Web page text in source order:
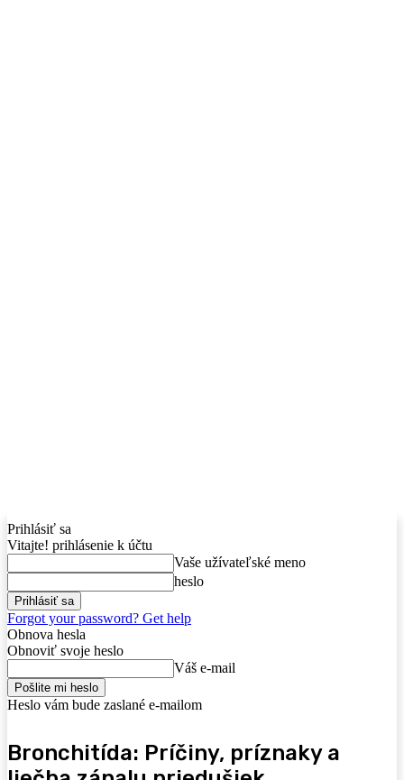
Prihlásiť sa
Vitajte! prihlásenie k účtu
Vaše užívateľské meno
heslo
Forgot your password? Get help
Obnova hesla
Obnoviť svoje heslo
Váš e-mail
Heslo vám bude zaslané e-mailom
Bronchitída: Príčiny, príznaky a